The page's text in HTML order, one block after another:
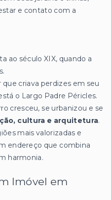
e contato com a
ao século XIX, quando a
criava perdizes em seu
o Largo Padre Péricles.
cresceu, se urbanizou e se
cultura e arquitetura.
mais valorizadas e
endereço que combina
harmonia.
Imóvel em